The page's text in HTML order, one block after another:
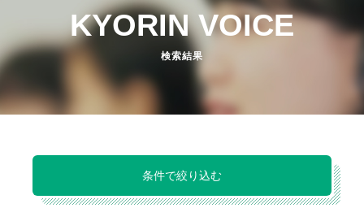
KYORIN VOICE
検索結果
条件で絞り込む